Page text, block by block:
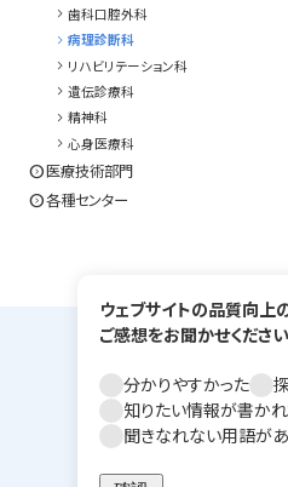
chevron_right 歯科口腔外科
chevron_right 病理診断科
chevron_right リハビリテーション科
chevron_right 遺伝診療科
chevron_right 精神科
chevron_right 心身医療科
expand_circle_right医療技術部門
expand_circle_right各種センター
ウェブサイトの品質向上
ご感想をお聞かせください
分かりやすかった
知りたい情報が書か
聞きなれない用語が